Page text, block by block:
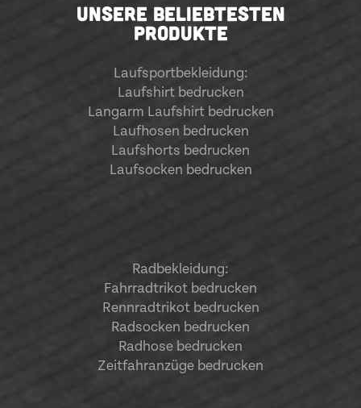
UNSERE BELIEBTESTEN
PRODUKTE
Laufsportbekleidung:
Laufshirt bedrucken
Langarm Laufshirt bedrucken
Laufhosen bedrucken
Laufshorts bedrucken
Laufsocken bedrucken
Radbekleidung:
Fahrradtrikot bedrucken
Rennradtrikot bedrucken
Radsocken bedrucken
Radhose bedrucken
Zeitfahranzüge bedrucken